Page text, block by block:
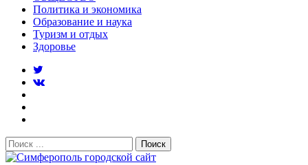
Политика и экономика
Образование и наука
Туризм и отдых
Здоровье
Поиск: